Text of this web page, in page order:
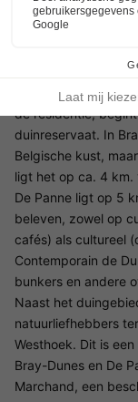
gezellige centrum
Een uigestrekt en
vertier aan
natuurliefhebbers
de residentie,
duinreservaat. In
Belgische kust,
ligt het op ca. 4 km.
De Panne ligt op 5
beleven, zowel op
cafés) als cultureel
Contemporain de
bunkers en andere
Naast het
natuurliefhebbers
Westhoek. Dit is
Bray-Dunes en De
Marchand, een